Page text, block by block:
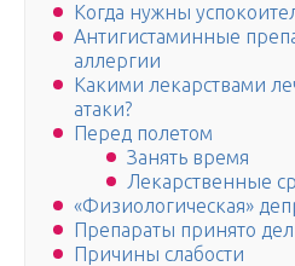
Когда нужны
Антигистаминные
аллергии
Какими лекарствами
атаки?
Перед полетом
Занять время
Лекарственные
«Физиологическая»
Препараты принято
Причины слабости